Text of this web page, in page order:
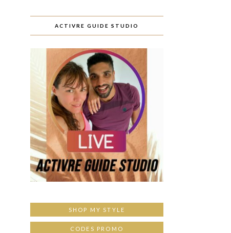
ACTIVRE GUIDE STUDIO
SHOP MY STYLE
CODES PROMO